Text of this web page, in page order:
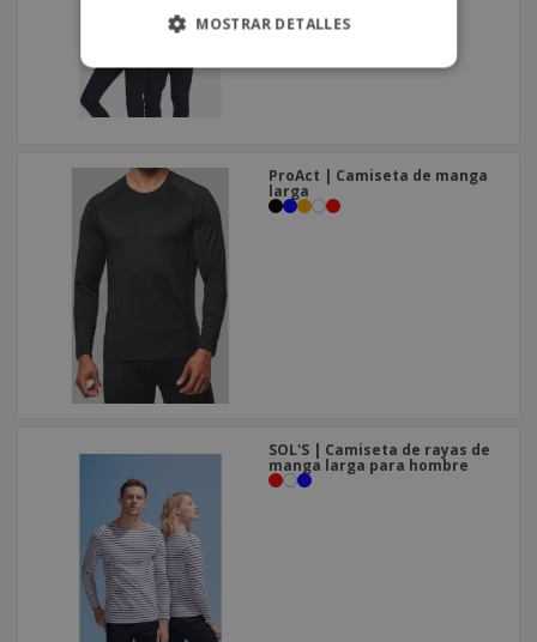
ProAct | Camiseta de manga
larga
SOL'S | Camiseta de rayas de
manga larga para hombre
MOSTRAR DETALLES